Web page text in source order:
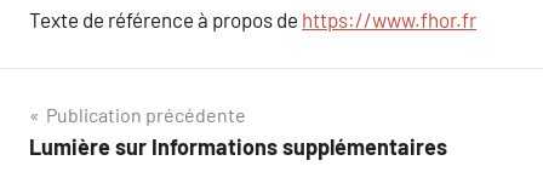
Texte de référence à propos de https://www.fhor.fr
Navigation
de
Publication précédente
Lumière sur Informations supplémentaires